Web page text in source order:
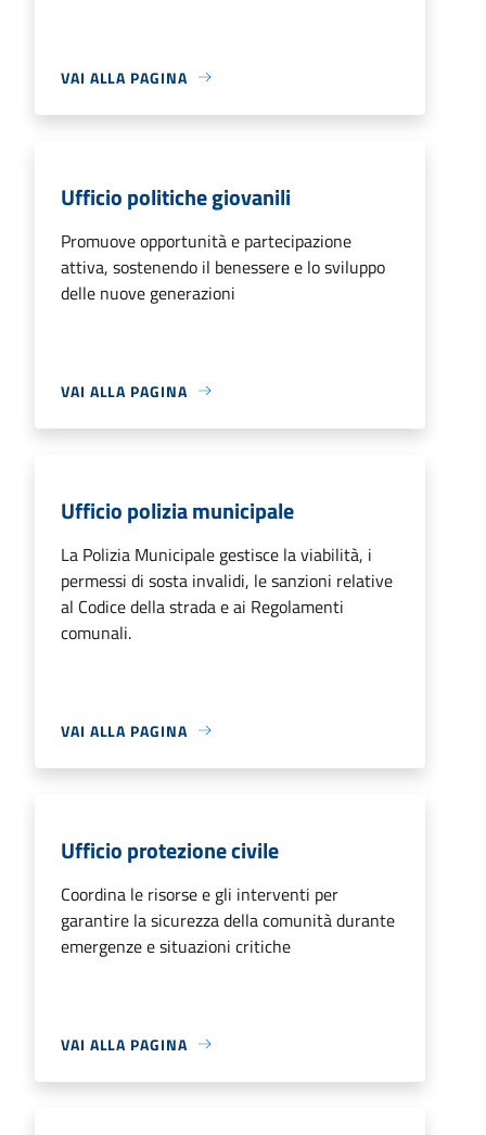
VAI ALLA PAGINA
Ufficio politiche giovanili
Promuove opportunità e partecipazione
attiva, sostenendo il benessere e lo sviluppo
delle nuove generazioni
VAI ALLA PAGINA
Ufficio polizia municipale
La Polizia Municipale gestisce la viabilità, i
permessi di sosta invalidi, le sanzioni relative
al Codice della strada e ai Regolamenti
comunali.
VAI ALLA PAGINA
Ufficio protezione civile
Coordina le risorse e gli interventi per
garantire la sicurezza della comunità durante
emergenze e situazioni critiche
VAI ALLA PAGINA